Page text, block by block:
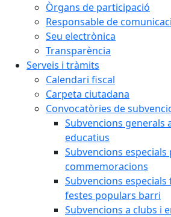
Òrgans de participació
Responsable de
Seu electrònica
Transparència
Serveis i tràmits
Calendari fiscal
Carpeta ciutadana
Convocatòries de
Subvencions generals
educatius
Subvencions
commemoracions
Subvencions
festes populars barri
Subvencions a clubs i